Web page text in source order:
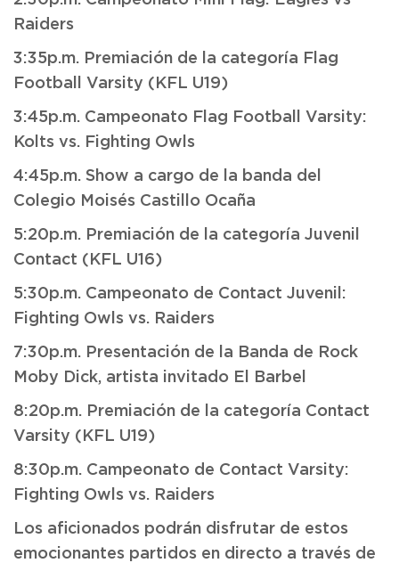
Raiders
3:35p.m. Premiación de la categoría Flag
Football Varsity (KFL U19)
3:45p.m. Campeonato Flag Football Varsity:
Kolts vs. Fighting Owls
4:45p.m. Show a cargo de la banda del
Colegio Moisés Castillo Ocaña
5:20p.m. Premiación de la categoría Juvenil
Contact (KFL U16)
5:30p.m. Campeonato de Contact Juvenil:
Fighting Owls vs. Raiders
7:30p.m. Presentación de la Banda de Rock
Moby Dick, artista invitado El Barbel
8:20p.m. Premiación de la categoría Contact
Varsity (KFL U19)
8:30p.m. Campeonato de Contact Varsity:
Fighting Owls vs. Raiders
Los aficionados podrán disfrutar de estos
emocionantes partidos en directo a través de